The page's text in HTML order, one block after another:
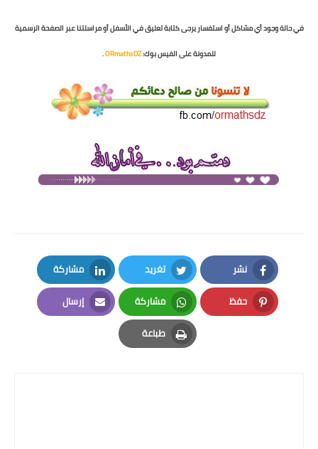
توظيف
كتب
منوعات
في حالة وجود أي مشاكل أو استفسار يرجى كتابة تعليق في الأسفل أو مراسلتنا عبر الصفحة الرسمية
للمدونة على الفيس بوك:ORmathsDZ
.
نشر
Facebook
تغريد
Twitter
مشاركة
LinkedIn
حفظ
Pinterest
مشاركة
Whatsapp
إرسال
Email
طباعة
Print